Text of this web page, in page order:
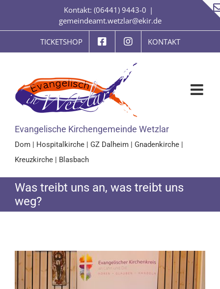
springen
Kontakt: (06441) 9443-0 |
gemeindeamt.wetzlar@ekir.de
TICKETSHOP KONTAKT
Evangelische Kirchengemeinde Wetzlar
Dom | Hospitalkirche | GZ Dalheim | Gnadenkirche |
Kreuzkirche | Blasbach
Was treibt uns an, was treibt uns
weg?
Zeige
grösseres
Bild